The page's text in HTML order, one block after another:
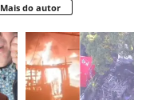
Mais do autor